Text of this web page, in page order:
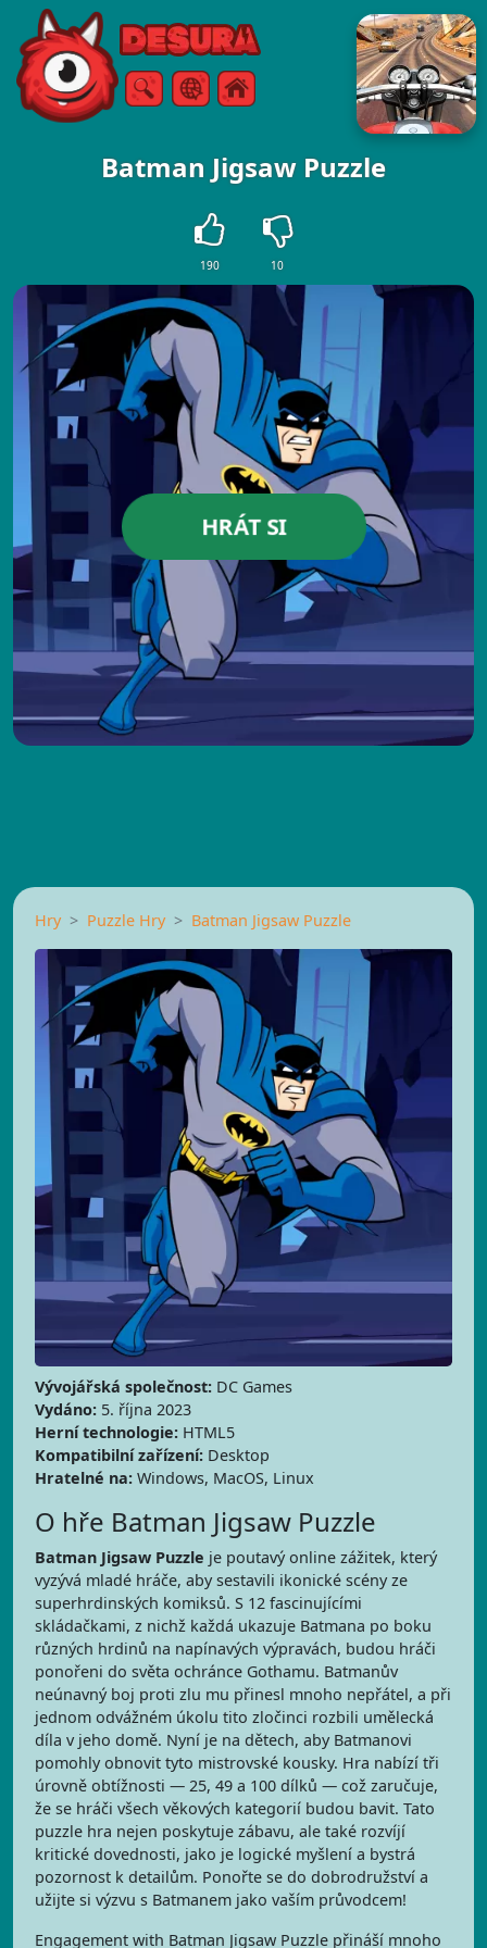
Free Online Games
Vyhledávání
Menu
Batman Jigsaw Puzzle
190 10
HRÁT SI
Hry Puzzle Hry Batman Jigsaw Puzzle
Vývojářská společnost: DC Games
Vydáno: 5. října 2023
Herní technologie: HTML5
Kompatibilní zařízení: Desktop
Hratelné na: Windows, MacOS, Linux
O hře Batman Jigsaw Puzzle
Batman Jigsaw Puzzle je poutavý online zážitek, který
vyzývá mladé hráče, aby sestavili ikonické scény ze
superhrdinských komiksů. S 12 fascinujícími
skládačkami, z nichž každá ukazuje Batmana po boku
různých hrdinů na napínavých výpravách, budou hráči
ponořeni do světa ochránce Gothamu. Batmanův
neúnavný boj proti zlu mu přinesl mnoho nepřátel, a při
jednom odvážném úkolu tito zločinci rozbili umělecká
díla v jeho domě. Nyní je na dětech, aby Batmanovi
pomohly obnovit tyto mistrovské kousky. Hra nabízí tři
úrovně obtížnosti — 25, 49 a 100 dílků — což zaručuje,
že se hráči všech věkových kategorií budou bavit. Tato
puzzle hra nejen poskytuje zábavu, ale také rozvíjí
kritické dovednosti, jako je logické myšlení a bystrá
pozornost k detailům. Ponořte se do dobrodružství a
užijte si výzvu s Batmanem jako vaším průvodcem!
Engagement with Batman Jigsaw Puzzle přináší mnoho